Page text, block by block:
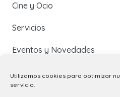
Utilizamos cookies para optimizar
servicio.
Cine y Ocio
Servicios
Eventos y Novedades
Contacto